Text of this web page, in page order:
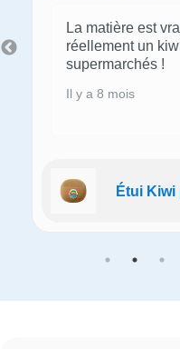
La matière est
réellement un
supermarchés !
Il y a 8 mois
Étui